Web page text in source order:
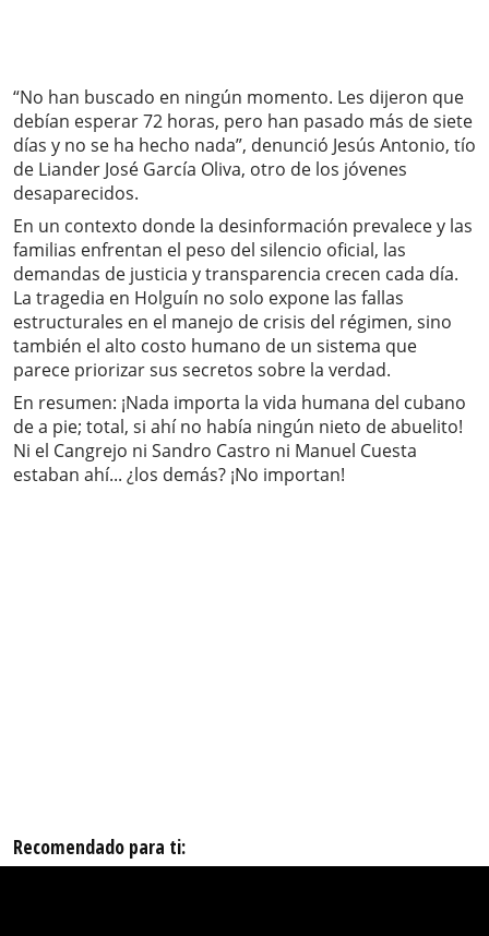
“No han buscado en ningún momento. Les dijeron que
debían esperar 72 horas, pero han pasado más de siete
días y no se ha hecho nada”, denunció Jesús Antonio, tío
de Liander José García Oliva, otro de los jóvenes
desaparecidos.
En un contexto donde la desinformación prevalece y las
familias enfrentan el peso del silencio oficial, las
demandas de justicia y transparencia crecen cada día.
La tragedia en Holguín no solo expone las fallas
estructurales en el manejo de crisis del régimen, sino
también el alto costo humano de un sistema que
parece priorizar sus secretos sobre la verdad.
En resumen: ¡Nada importa la vida humana del cubano
de a pie; total, si ahí no había ningún nieto de abuelito!
Ni el Cangrejo ni Sandro Castro ni Manuel Cuesta
estaban ahí... ¿los demás? ¡No importan!
Recomendado para ti: